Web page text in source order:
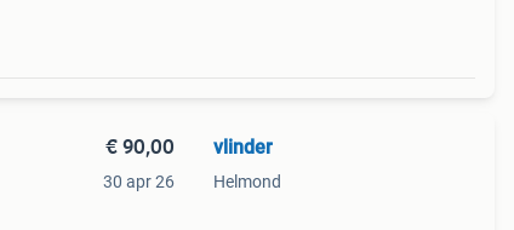
€ 90,00
30 apr 26
vlinder
Helmond